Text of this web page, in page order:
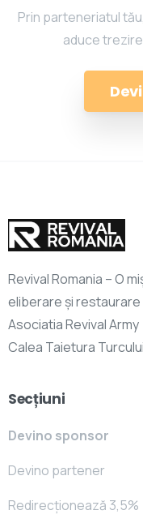
Prin parteneriatul
aduce
Revival Romania – O
eliberare și restaurare
Asociatia Revival Army
Calea Taietura
Secțiuni
Devino sponsor
Devino partener
Redirecționează 3,5%